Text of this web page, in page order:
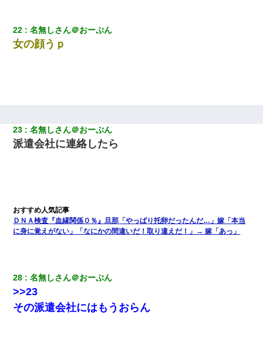
22 名無しさん＠おーぷん
女の顔うｐ
23 名無しさん＠おーぷん
派遣会社に連絡したら
ＤＮＡ検査『血縁関係０％』旦那「やっぱり托卵だったんだ…」嫁「本当
に身に覚えがない」「なにかの間違いだ！取り違えだ！」→ 嫁「あっ」
28 名無しさん＠おーぷん
>>23
その派遣会社にはもうおらん